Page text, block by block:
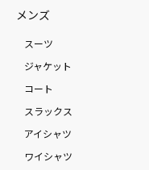
メンズ
スーツ
ジャケット
コート
スラックス
アイシャツ
ワイシャツ